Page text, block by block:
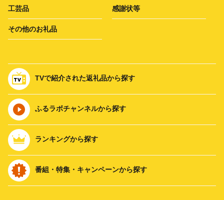
工芸品 感謝状等
その他のお礼品
TVで紹介された返礼品から探す
ふるラボチャンネルから探す
ランキングから探す
番組・特集・キャンペーンから探す